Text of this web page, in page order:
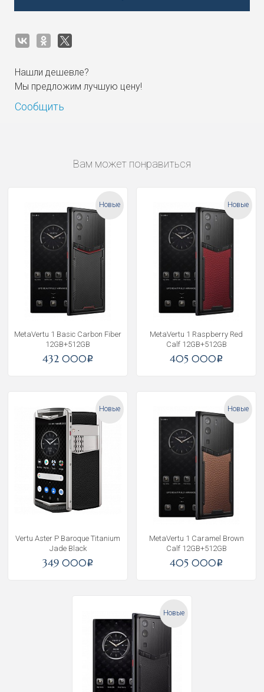
Нашли дешевле?
Мы предложим лучшую цену!
Сообщить
Вам может понравиться
Новые
MetaVertu 1 Basic Carbon Fiber
12GB+512GB
432 000i
Новые
MetaVertu 1 Raspberry Red
Calf 12GB+512GB
405 000i
Новые
Vertu Aster P Baroque Titanium
Jade Black
349 000i
Новые
MetaVertu 1 Caramel Brown
Calf 12GB+512GB
405 000i
Новые